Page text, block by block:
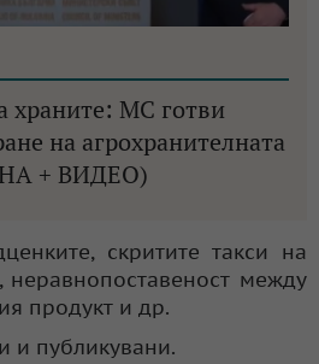
храните: МС готви
на агрохранителната
+ ВИДЕО)
скритите такси на
неравнопоставеност между
продукт и др.
и публикувани.